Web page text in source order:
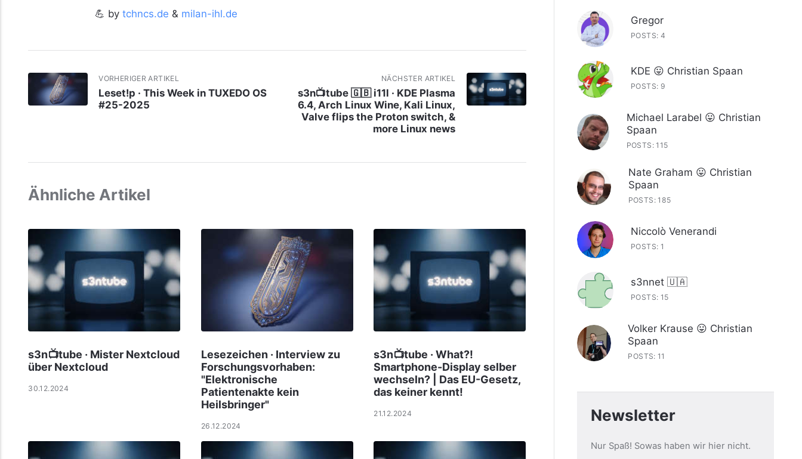
💪 by tchncs.de & milan-ihl.de
VORHERIGER ARTIKEL
Leset!p · This Week in TUXEDO OS
#25-2025
NÄCHSTER ARTIKEL
s3n📺tube 🇬🇧 i11l · KDE Plasma
6.4, Arch Linux Wine, Kali Linux,
Valve flips the Proton switch, &
more Linux news
Ähnliche Artikel
s3n📺tube · Mister Nextcloud
über Nextcloud
30.12.2024
Lesezeichen · Interview zu
Forschungsvorhaben:
"Elektronische
Patientenakte kein
Heilsbringer"
26.12.2024
s3n📺tube · What?!
Smartphone-Display selber
wechseln? | Das EU-Gesetz,
das keiner kennt!
21.12.2024
Gregor
POSTS: 4
KDE 😛 Christian Spaan
POSTS: 9
Michael Larabel 😛 Christian
Spaan
POSTS: 115
Nate Graham 😛 Christian
Spaan
POSTS: 185
Niccolò Venerandi
POSTS: 1
s3nnet 🇺🇦
POSTS: 15
Volker Krause 😛 Christian
Spaan
POSTS: 11
Newsletter
Nur Spaß! Sowas haben wir hier nicht.